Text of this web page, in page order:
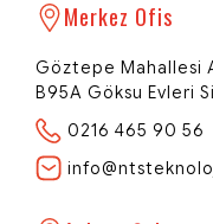
Merkez Ofis
Göztepe Mahallesi
B95A Göksu Evleri
0216 465 90 56